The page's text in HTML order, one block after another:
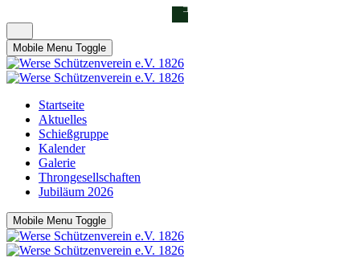
Mobile Menu Toggle
Startseite
Aktuelles
Schießgruppe
Kalender
Galerie
Throngesellschaften
Jubiläum 2026
Mobile Menu Toggle